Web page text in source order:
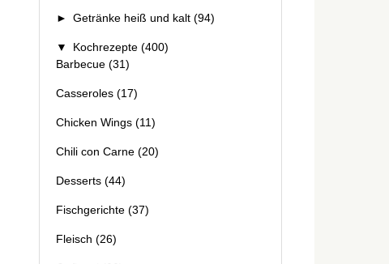
► Getränke heiß und kalt (94)
▼ Kochrezepte (400)
Barbecue (31)
Casseroles (17)
Chicken Wings (11)
Chili con Carne (20)
Desserts (44)
Fischgerichte (37)
Fleisch (26)